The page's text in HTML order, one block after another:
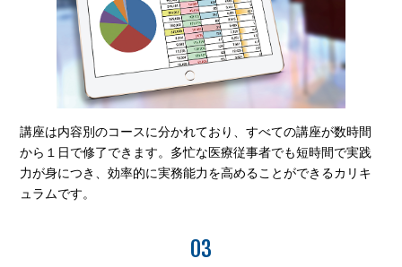
講座は内容別のコースに分かれており、すべての講座が数時間
から１日で修了できます。多忙な医療従事者でも短時間で実践
力が身につき、効率的に実務能力を高めることができるカリキ
ュラムです。
03